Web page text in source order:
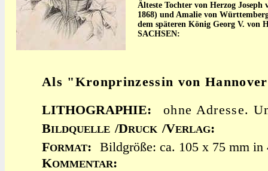
Älteste Tochter von Herzog Joseph
1868) und Amalie von
dem späteren König Georg V. von
SACHSEN:
Als "Kronprinzessin von
LITHOGRAPHIE:
ohne Adresse.
BILDQUELLE /DRUCK /VERLAG:
FORMAT:
Bildgröße: ca. 105 x 75 mm
KOMMENTAR: